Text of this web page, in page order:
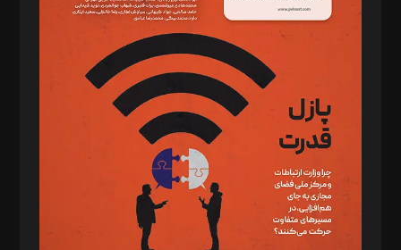
د‌بیر حقوق فناوری: حسام‌الدین ایپکچی
د‌بیر پیوست جهان: مینا پاکدل
د‌بیر تحریریه آنلاین: بابک نقاش
تحریریه‌: مجتبی محمود‌ی، آرش برهمند، یسنا امان‌پور، سروش کرمیان،
مصطفی مسجدی آرانی، ابوالفضل رجبی، زهرا فکرانه، فائزه فتحی
رستمی،مصطفی باستان
ویرایش: نگار استاد‌‌آقا
طراح یونیفرم: مجید توکلی
فیلمبرداری و عکاسی: امیر شفیعی، مانی لطفی زاده
گرافیک و صفحه‌آرایی: سید‌سبحان‌علی ثابت